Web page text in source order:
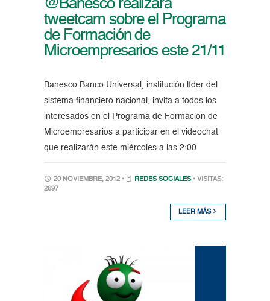
@Banesco realizará
tweetcam sobre el Programa
de Formación de
Microempresarios este 21/11
Banesco Banco Universal, institución líder del
sistema financiero nacional, invita a todos los
interesados en el Programa de Formación de
Microempresarios a participar en el videochat
que realizarán este miércoles a las 2:00
20 NOVIEMBRE, 2012 • REDES SOCIALES • VISITAS:
2697
LEER MÁS